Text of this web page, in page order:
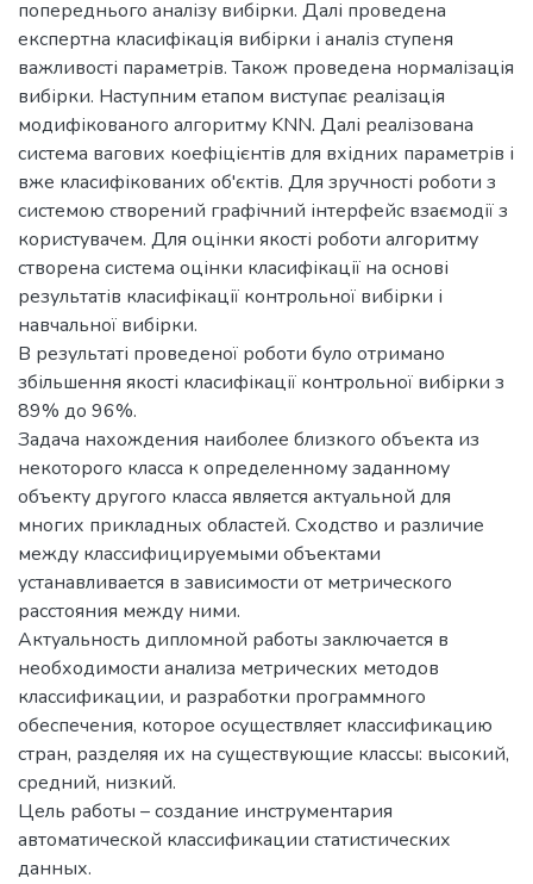
попереднього аналізу вибірки. Далі проведена
експертна класифікація вибірки і аналіз ступеня
важливості параметрів. Також проведена нормалізація
вибірки. Наступним етапом виступає реалізація
модифікованого алгоритму KNN. Далі реалізована
система вагових коефіцієнтів для вхідних параметрів і
вже класифікованих об'єктів. Для зручності роботи з
системою створений графічний інтерфейс взаємодії з
користувачем. Для оцінки якості роботи алгоритму
створена система оцінки класифікації на основі
результатів класифікації контрольної вибірки і
навчальної вибірки.
В результаті проведеної роботи було отримано
збільшення якості класифікації контрольної вибірки з
89% до 96%.
Задача нахождения наиболее близкого объекта из
некоторого класса к определенному заданному
объекту другого класса является актуальной для
многих прикладных областей. Сходство и различие
между классифицируемыми объектами
устанавливается в зависимости от метрического
расстояния между ними.
Актуальность дипломной работы заключается в
необходимости анализа метрических методов
классификации, и разработки программного
обеспечения, которое осуществляет классификацию
стран, разделяя их на существующие классы: высокий,
средний, низкий.
Цель работы – создание инструментария
автоматической классификации статистических
данных.